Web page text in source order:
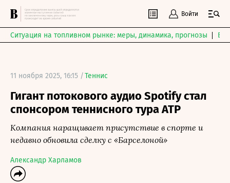
Войти
Ситуация на топливном рынке: меры, динамика, прогнозы
11 ноября 2025, 16:15 /Теннис
Гигант потокового аудио Spotify стал
спонсором теннисного тура ATP
Компания наращивает присутствие в спорте и
недавно обновила сделку с «Барселоной»
Александр Харламов